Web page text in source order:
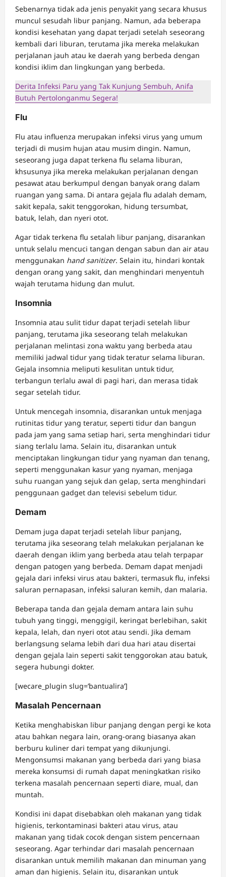
Sebenarnya tidak ada jenis penyakit yang secara khusus
muncul sesudah libur panjang. Namun, ada beberapa
kondisi kesehatan yang dapat terjadi setelah seseorang
kembali dari liburan, terutama jika mereka melakukan
perjalanan jauh atau ke daerah yang berbeda dengan
kondisi iklim dan lingkungan yang berbeda.
Derita Infeksi Paru yang Tak Kunjung Sembuh, Anifa
Butuh Pertolonganmu Segera!
Flu
Flu atau influenza merupakan infeksi virus yang umum
terjadi di musim hujan atau musim dingin. Namun,
seseorang juga dapat terkena flu selama liburan,
khsusunya jika mereka melakukan perjalanan dengan
pesawat atau berkumpul dengan banyak orang dalam
ruangan yang sama. Di antara gejala flu adalah demam,
sakit kepala, sakit tenggorokan, hidung tersumbat,
batuk, lelah, dan nyeri otot.
Agar tidak terkena flu setalah libur panjang, disarankan
untuk selalu mencuci tangan dengan sabun dan air atau
menggunakan hand sanitizer. Selain itu, hindari kontak
dengan orang yang sakit, dan menghindari menyentuh
wajah terutama hidung dan mulut.
Insomnia
Insomnia atau sulit tidur dapat terjadi setelah libur
panjang, terutama jika seseorang telah melakukan
perjalanan melintasi zona waktu yang berbeda atau
memiliki jadwal tidur yang tidak teratur selama liburan.
Gejala insomnia meliputi kesulitan untuk tidur,
terbangun terlalu awal di pagi hari, dan merasa tidak
segar setelah tidur.
Untuk mencegah insomnia, disarankan untuk menjaga
rutinitas tidur yang teratur, seperti tidur dan bangun
pada jam yang sama setiap hari, serta menghindari tidur
siang terlalu lama. Selain itu, disarankan untuk
menciptakan lingkungan tidur yang nyaman dan tenang,
seperti menggunakan kasur yang nyaman, menjaga
suhu ruangan yang sejuk dan gelap, serta menghindari
penggunaan gadget dan televisi sebelum tidur.
Demam
Demam juga dapat terjadi setelah libur panjang,
terutama jika seseorang telah melakukan perjalanan ke
daerah dengan iklim yang berbeda atau telah terpapar
dengan patogen yang berbeda. Demam dapat menjadi
gejala dari infeksi virus atau bakteri, termasuk flu, infeksi
saluran pernapasan, infeksi saluran kemih, dan malaria.
Beberapa tanda dan gejala demam antara lain suhu
tubuh yang tinggi, menggigil, keringat berlebihan, sakit
kepala, lelah, dan nyeri otot atau sendi. Jika demam
berlangsung selama lebih dari dua hari atau disertai
dengan gejala lain seperti sakit tenggorokan atau batuk,
segera hubungi dokter.
[wecare_plugin slug=’bantualira’]
Masalah Pencernaan
Ketika menghabiskan libur panjang dengan pergi ke kota
atau bahkan negara lain, orang-orang biasanya akan
berburu kuliner dari tempat yang dikunjungi.
Mengonsumsi makanan yang berbeda dari yang biasa
mereka konsumsi di rumah dapat meningkatkan risiko
terkena masalah pencernaan seperti diare, mual, dan
muntah.
Kondisi ini dapat disebabkan oleh makanan yang tidak
higienis, terkontaminasi bakteri atau virus, atau
makanan yang tidak cocok dengan sistem pencernaan
seseorang. Agar terhindar dari masalah pencernaan
disarankan untuk memilih makanan dan minuman yang
aman dan higienis. Selain itu, disarankan untuk